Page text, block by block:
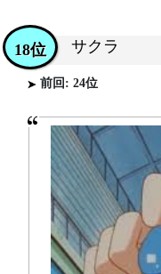
サクラ
18位
前回: 24位